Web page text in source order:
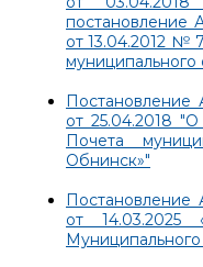
постановление
от 13.04.2012 №
от 25.04.2018
Почета
Обнинск»"
от